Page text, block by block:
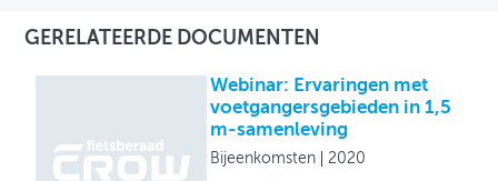
GERELATEERDE DOCUMENTEN
Webinar: Ervaringen met
voetgangersgebieden in 1,5
m-samenleving
Bijeenkomsten 2020